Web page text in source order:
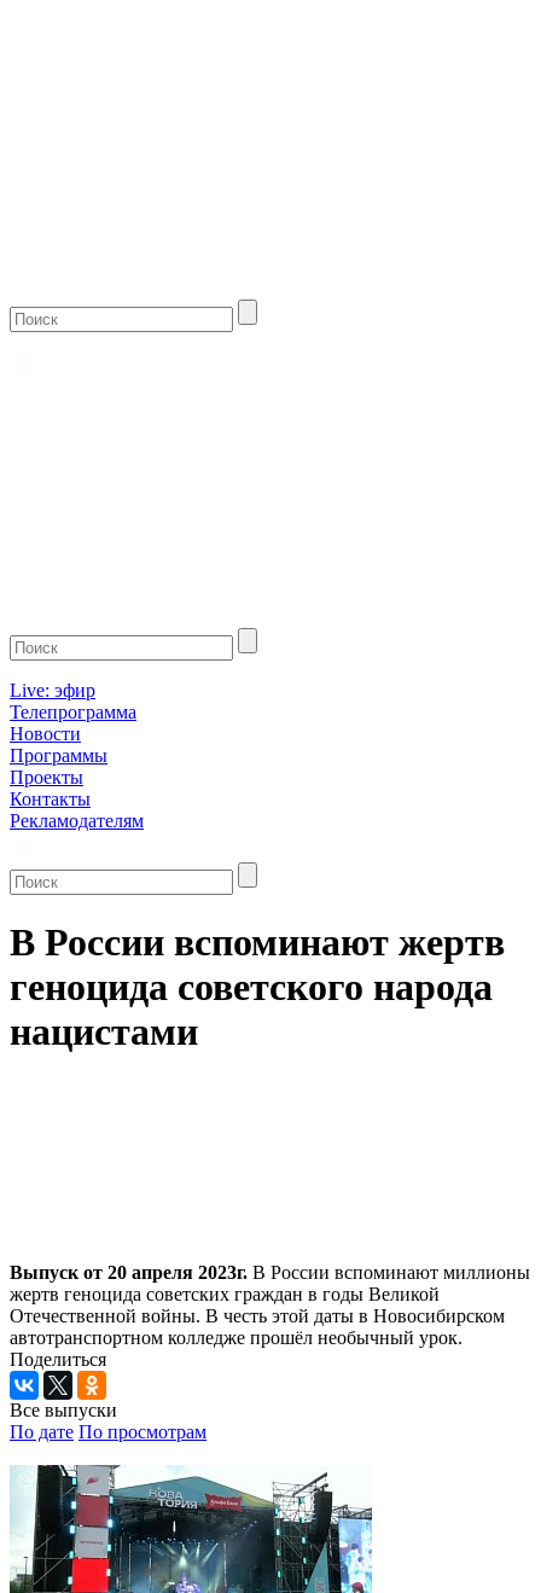
Live: эфир
Телепрограмма
Новости
Программы
Проекты
Контакты
Рекламодателям
В России вспоминают жертв
геноцида советского народа
нацистами
Выпуск от 20 апреля 2023г. В России вспоминают миллионы
жертв геноцида советских граждан в годы Великой
Отечественной войны. В честь этой даты в Новосибирском
автотранспортном колледже прошёл необычный урок.
Поделиться
Все выпуски
По дате По просмотрам